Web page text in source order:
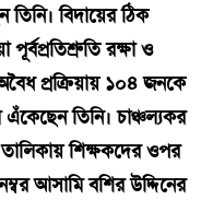
বিদায়ের ঠিক
রক্ষা ও
প্রক্রিয়ায় ১০৪ জনকে
তিনি। চাঞ্চল্যকর
শিক্ষকদের ওপর
আসামি বশির উদ্দিনের